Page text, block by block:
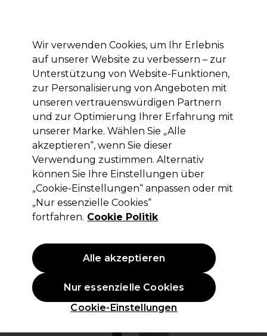
Anmelden
Marken Deals Haare Elektrogeräte Saloneinrichtung
Lieferung und Lieferzeiten
– mehr erfahren
L'Oréal Professionnel
L'Oréal Professionnel Dia Color 9.13
60ml
(10)
12,40 € ohne MwSt. (PROFI-PREIS)
14,76 €inkl. MwSt.)| 20.67 € pro 100ml
ANGEBOT
Wir verwenden Cookies, um Ihr Erlebnis
auf unserer Website zu verbessern – zur
Unterstützung von Website-Funktionen,
zur Personalisierung von Angeboten mit
unseren vertrauenswürdigen Partnern
und zur Optimierung Ihrer Erfahrung mit
unserer Marke. Wählen Sie „Alle
akzeptieren“, wenn Sie dieser
Verwendung zustimmen. Alternativ
können Sie Ihre Einstellungen über
„Cookie-Einstellungen“ anpassen oder mit
„Nur essenzielle Cookies“
fortfahren. Cookie Politik
Cookie-Einstellungen
Nur essenzielle Cookies
Alle akzeptieren